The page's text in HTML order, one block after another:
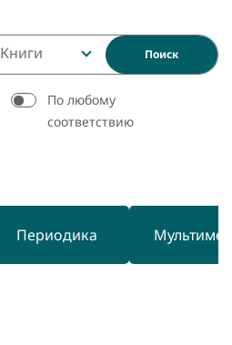
Книги Поиск
По любому
соответствию
Периодика